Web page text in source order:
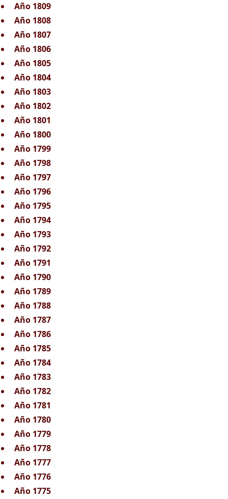
Año 1809
Año 1808
Año 1807
Año 1806
Año 1805
Año 1804
Año 1803
Año 1802
Año 1801
Año 1800
Año 1799
Año 1798
Año 1797
Año 1796
Año 1795
Año 1794
Año 1793
Año 1792
Año 1791
Año 1790
Año 1789
Año 1788
Año 1787
Año 1786
Año 1785
Año 1784
Año 1783
Año 1782
Año 1781
Año 1780
Año 1779
Año 1778
Año 1777
Año 1776
Año 1775